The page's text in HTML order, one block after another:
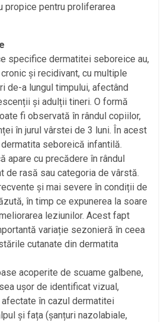
propice pentru proliferarea
specifice dermatitei seboreice au,
și recidivant, cu multiple
de-a lungul timpului, afectând
și adulții tineri. O formă
fi observată în rândul copiilor,
în jurul vârstei de 3 luni. În acest
seboreică infantilă.
apare cu precădere în rândul
de rasă sau categoria de vârstă.
și mai severe în condiții de
în timp ce expunerea la soare
leziunilor. Acest fapt
variație sezonieră în ceea
cutanate din dermatita
acoperite de scuame galbene,
ușor de identificat vizual,
în cazul dermatitei
și fața (șanțuri nazolabiale,